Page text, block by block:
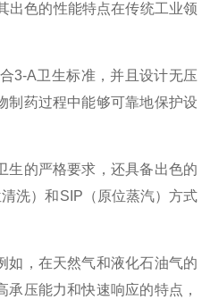
出色的性能特点在传统工业领
3-A卫生标准，并且设计无压
制药过程中能够可靠地保护设
的严格要求，还具备出色的
洗）和SIP（原位蒸汽）方式
，在天然气和液化石油气的
压能力和快速响应的特点，